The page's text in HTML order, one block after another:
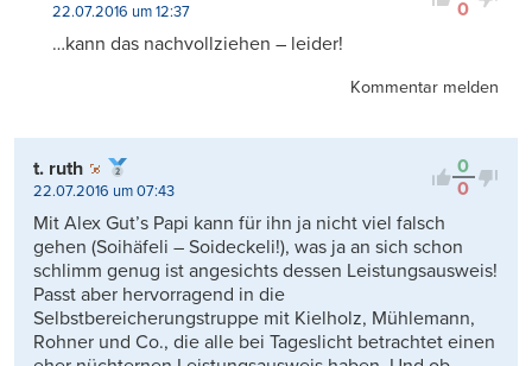
0
22.07.2016 um 12:37
…kann das nachvollziehen – leider!
Kommentar melden
0
0
t. ruth
22.07.2016 um 07:43
Mit Alex Gut’s Papi kann für ihn ja nicht viel falsch
gehen (Soihäfeli – Soideckeli!), was ja an sich schon
schlimm genug ist angesichts dessen Leistungsausweis!
Passt aber hervorragend in die
Selbstbereicherungstruppe mit Kielholz, Mühlemann,
Rohner und Co., die alle bei Tageslicht betrachtet einen